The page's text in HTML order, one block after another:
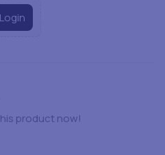
Login
product now!